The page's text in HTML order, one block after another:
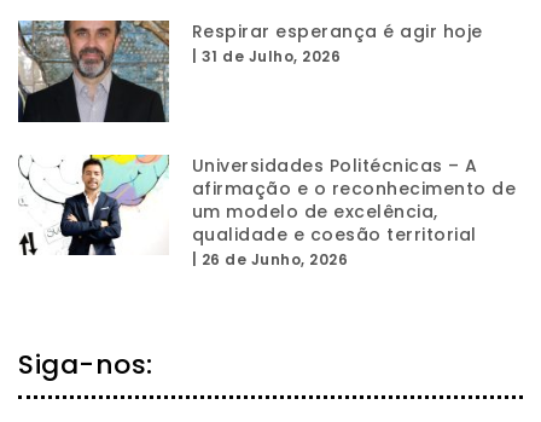
Respirar esperança é agir hoje
31 de Julho, 2026
Universidades Politécnicas – A
afirmação e o reconhecimento de
um modelo de excelência,
qualidade e coesão territorial
26 de Junho, 2026
Siga-nos: